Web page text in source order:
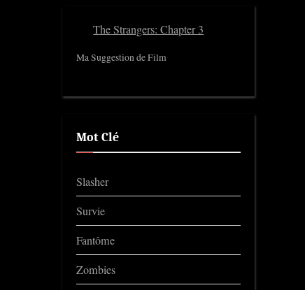
The Strangers: Chapter 3
Ma Suggestion de Film
Mot Clé
Slasher
Survie
Fantôme
Zombies